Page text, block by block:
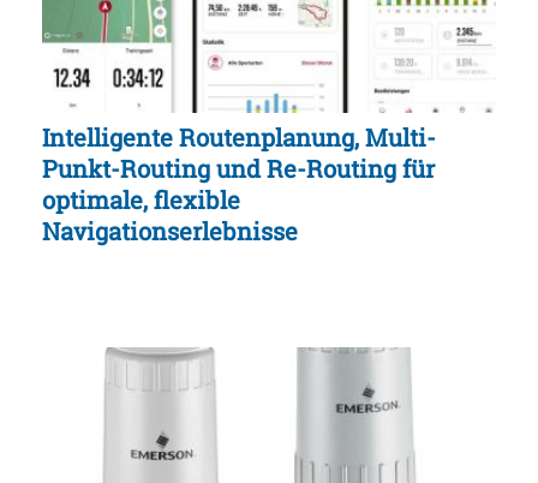
Intelligente Routenplanung, Multi-
Punkt-Routing und Re-Routing für
optimale, flexible
Navigationserlebnisse